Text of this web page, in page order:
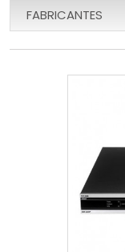
FABRICANTES